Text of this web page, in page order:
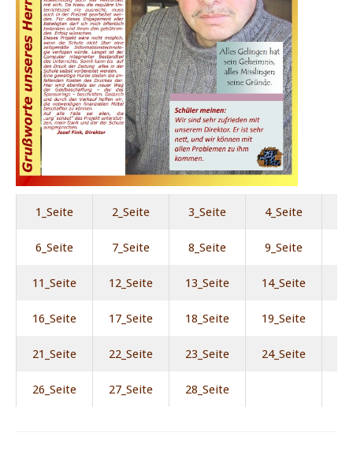
1_Seite 2_Seite 3_Seite 4_Seite
6_Seite 7_Seite 8_Seite 9_Seite
11_Seite 12_Seite 13_Seite 14_Seite
16_Seite 17_Seite 18_Seite 19_Seite
21_Seite 22_Seite 23_Seite 24_Seite
26_Seite 27_Seite 28_Seite